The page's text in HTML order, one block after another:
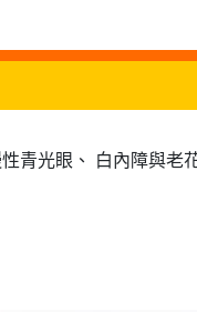
青光眼、 白內障與